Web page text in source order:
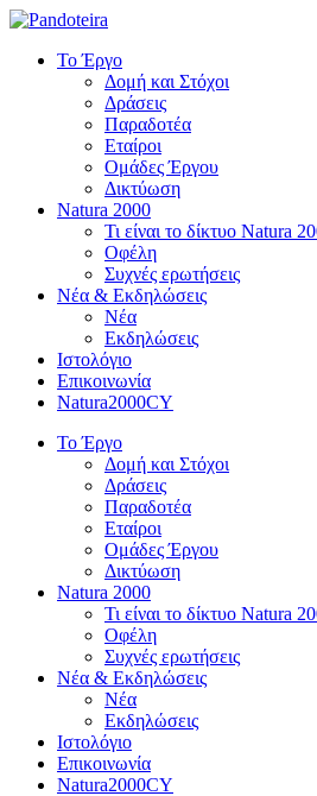
Το Έργο
Δομή και Στόχοι
Δράσεις
Παραδοτέα
Εταίροι
Ομάδες Έργου
Δικτύωση
Natura 2000
Τι είναι το δίκτυο Natura
Οφέλη
Συχνές ερωτήσεις
Νέα & Εκδηλώσεις
Νέα
Εκδηλώσεις
Ιστολόγιο
Επικοινωνία
Natura2000CY
Το Έργο
Δομή και Στόχοι
Δράσεις
Παραδοτέα
Εταίροι
Ομάδες Έργου
Δικτύωση
Natura 2000
Τι είναι το δίκτυο Natura
Οφέλη
Συχνές ερωτήσεις
Νέα & Εκδηλώσεις
Νέα
Εκδηλώσεις
Ιστολόγιο
Επικοινωνία
Natura2000CY